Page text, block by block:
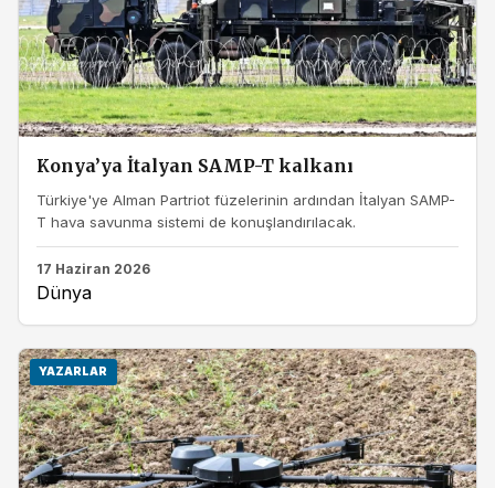
Konya’ya İtalyan SAMP-T kalkanı
Türkiye'ye Alman Partriot füzelerinin ardından İtalyan SAMP-
T hava savunma sistemi de konuşlandırılacak.
17 Haziran 2026
Dünya
YAZARLAR